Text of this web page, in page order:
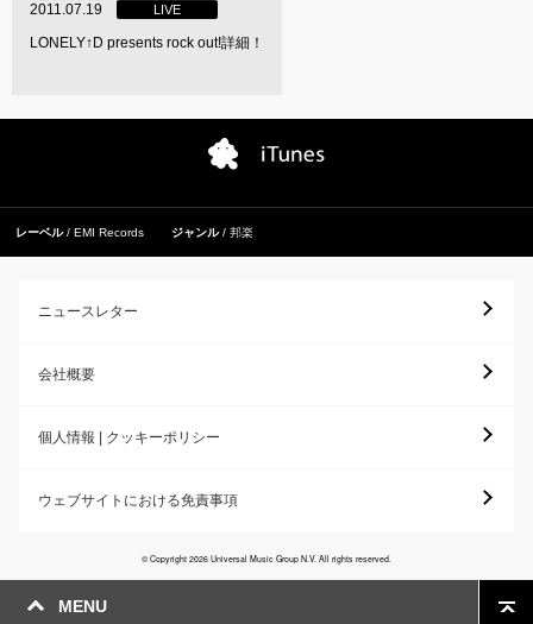
MENU
2011.07.19 LIVE
LONELY↑D presents rock out!詳細！
レーベル EMI Records ジャンル 邦楽
ニュースレター
会社概要
個人情報 | クッキーポリシー
ウェブサイトにおける免責事項
© Copyright 2026 Universal Music Group N.V. All rights reserved.